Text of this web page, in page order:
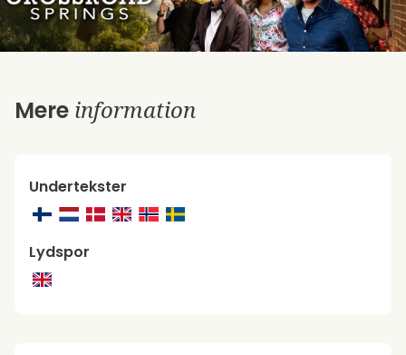
Mere information
Undertekster
Lydspor